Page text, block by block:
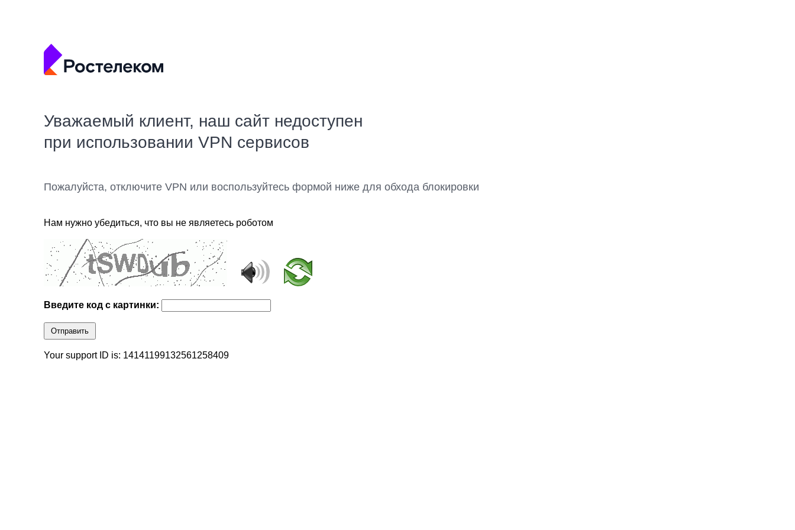
Уважаемый клиент, наш сайт недоступен
при использовании VPN сервисов
Пожалуйста, отключите VPN или воспользуйтесь формой ниже для обхода блокировки
Нам нужно убедиться, что вы не являетесь роботом
Введите код с картинки:
Отправить
Your support ID is: 14141199132561258409